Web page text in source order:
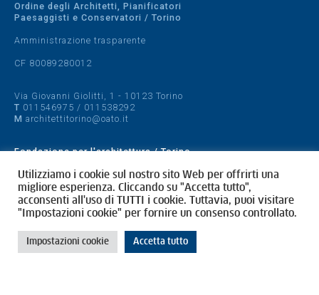
Ordine degli Architetti, Pianificatori
Paesaggisti e Conservatori / Torino
Amministrazione trasparente
CF 80089280012
Via Giovanni Giolitti, 1 - 10123 Torino
T 011546975 / 011538292
M architettitorino@oato.it
Fondazione per l'architettura / Torino
Designed by quattrolinee.it
Cookie Policy
Privacy Policy
Utilizziamo i cookie sul nostro sito Web per offrirti una
migliore esperienza. Cliccando su "Accetta tutto",
acconsenti all'uso di TUTTI i cookie. Tuttavia, puoi visitare
"Impostazioni cookie" per fornire un consenso controllato.
Impostazioni cookie Accetta tutto